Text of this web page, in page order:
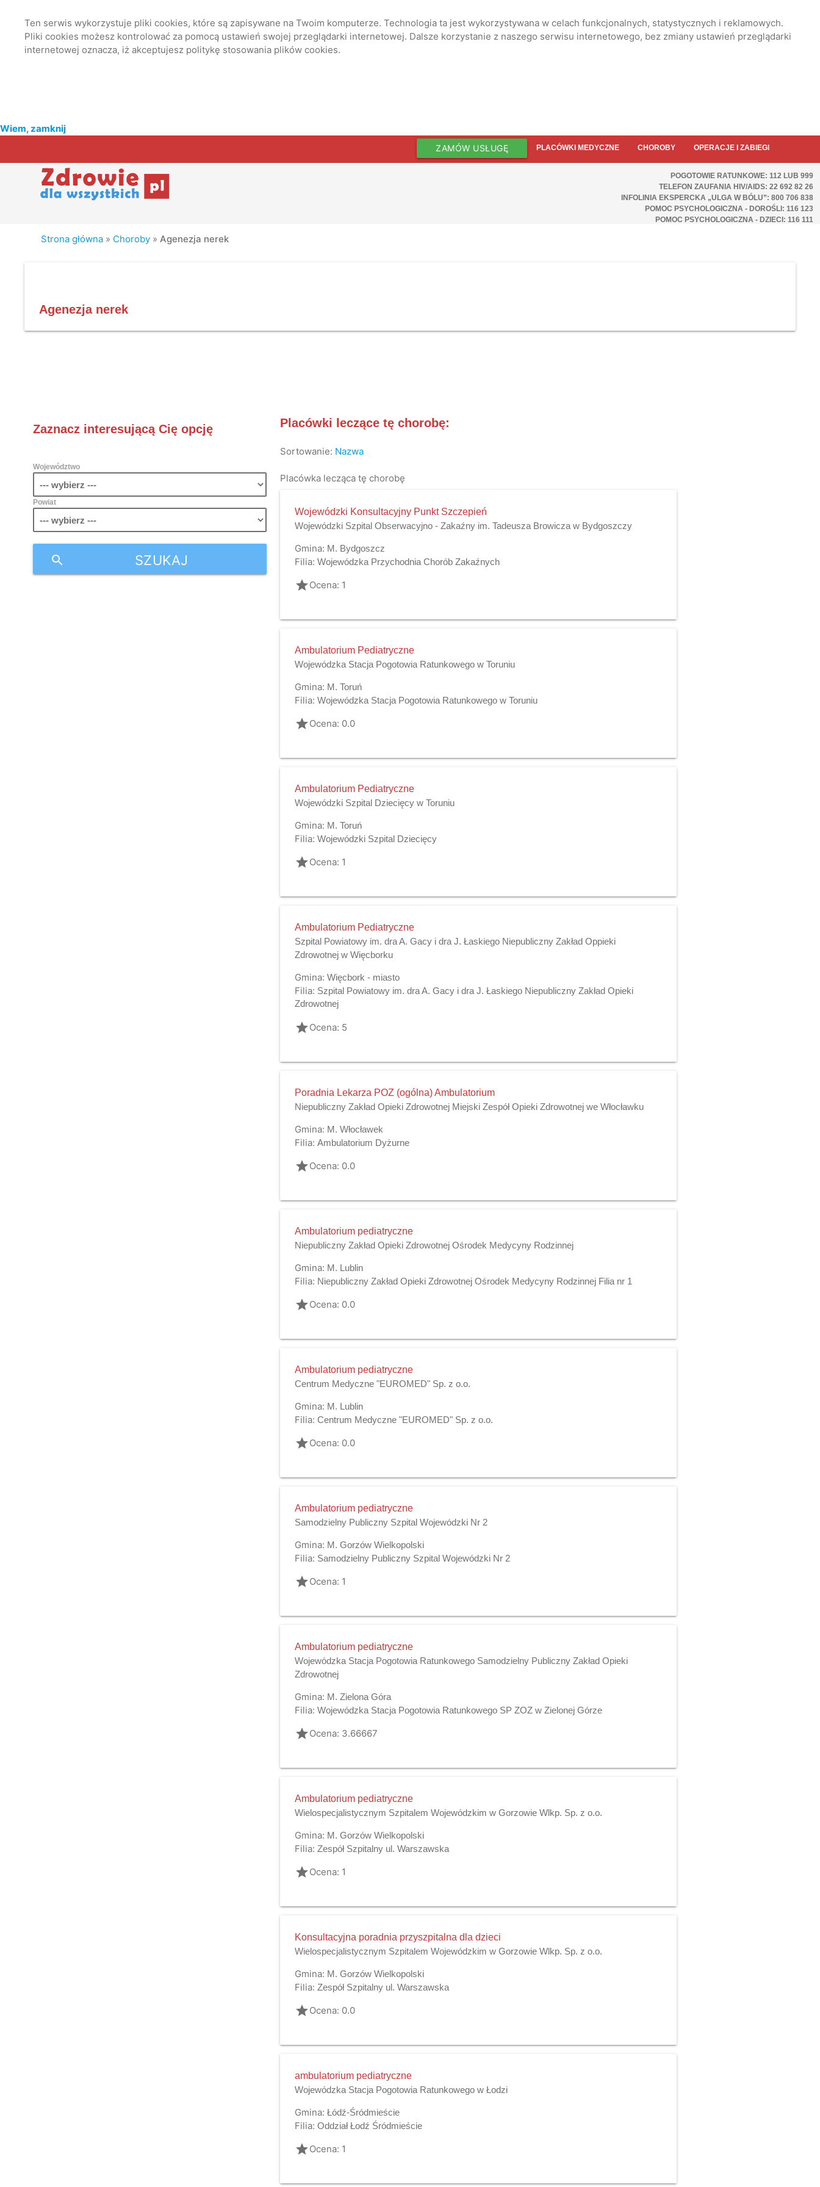
Ten serwis wykorzystuje pliki cookies, które są zapisywane na Twoim komputerze. Technologia ta jest wykorzystywana w celach funkcjonalnych, statystycznych i reklamowych.
Pliki cookies możesz kontrolować za pomocą ustawień swojej przeglądarki internetowej. Dalsze korzystanie z naszego serwisu internetowego, bez zmiany ustawień przeglądarki
internetowej oznacza, iż akceptujesz politykę stosowania plików cookies.
Wiem, zamknij
ZAMÓW USŁUGĘ PLACÓWKI MEDYCZNE CHOROBY OPERACJE I ZABIEGI
POGOTOWIE RATUNKOWE: 112 LUB 999
TELEFON ZAUFANIA HIV/AIDS: 22 692 82 26
INFOLINIA EKSPERCKA „ULGA W BÓLU”: 800 706 838
POMOC PSYCHOLOGICZNA - DOROŚLI: 116 123
POMOC PSYCHOLOGICZNA - DZIECI: 116 111
Strona główna » Choroby »Agenezja nerek
Agenezja nerek
Zaznacz interesującą Cię opcję
Województwo
Powiat
SZUKAJ
search
Placówki leczące tę chorobę:
Sortowanie: Nazwa
Placówka lecząca tę chorobę
Wojewódzki Konsultacyjny Punkt Szczepień
Wojewódzki Szpital Obserwacyjno - Zakaźny im. Tadeusza Browicza w Bydgoszczy
Gmina: M. Bydgoszcz
Filia: Wojewódzka Przychodnia Chorób Zakaźnych
gradeOcena: 1
Ambulatorium Pediatryczne
Wojewódzka Stacja Pogotowia Ratunkowego w Toruniu
Gmina: M. Toruń
Filia: Wojewódzka Stacja Pogotowia Ratunkowego w Toruniu
gradeOcena: 0.0
Ambulatorium Pediatryczne
Wojewódzki Szpital Dziecięcy w Toruniu
Gmina: M. Toruń
Filia: Wojewódzki Szpital Dziecięcy
gradeOcena: 1
Ambulatorium Pediatryczne
Szpital Powiatowy im. dra A. Gacy i dra J. Łaskiego Niepubliczny Zakład Oppieki
Zdrowotnej w Więcborku
Gmina: Więcbork - miasto
Filia: Szpital Powiatowy im. dra A. Gacy i dra J. Łaskiego Niepubliczny Zakład Opieki
Zdrowotnej
gradeOcena: 5
Poradnia Lekarza POZ (ogólna) Ambulatorium
Niepubliczny Zakład Opieki Zdrowotnej Miejski Zespół Opieki Zdrowotnej we Włocławku
Gmina: M. Włocławek
Filia: Ambulatorium Dyżurne
gradeOcena: 0.0
Ambulatorium pediatryczne
Niepubliczny Zakład Opieki Zdrowotnej Ośrodek Medycyny Rodzinnej
Gmina: M. Lublin
Filia: Niepubliczny Zakład Opieki Zdrowotnej Ośrodek Medycyny Rodzinnej Filia nr 1
gradeOcena: 0.0
Ambulatorium pediatryczne
Centrum Medyczne "EUROMED" Sp. z o.o.
Gmina: M. Lublin
Filia: Centrum Medyczne "EUROMED" Sp. z o.o.
gradeOcena: 0.0
Ambulatorium pediatryczne
Samodzielny Publiczny Szpital Wojewódzki Nr 2
Gmina: M. Gorzów Wielkopolski
Filia: Samodzielny Publiczny Szpital Wojewódzki Nr 2
gradeOcena: 1
Ambulatorium pediatryczne
Wojewódzka Stacja Pogotowia Ratunkowego Samodzielny Publiczny Zakład Opieki
Zdrowotnej
Gmina: M. Zielona Góra
Filia: Wojewódzka Stacja Pogotowia Ratunkowego SP ZOZ w Zielonej Górze
gradeOcena: 3.66667
Ambulatorium pediatryczne
Wielospecjalistycznym Szpitalem Wojewódzkim w Gorzowie Wlkp. Sp. z o.o.
Gmina: M. Gorzów Wielkopolski
Filia: Zespół Szpitalny ul. Warszawska
gradeOcena: 1
Konsultacyjna poradnia przyszpitalna dla dzieci
Wielospecjalistycznym Szpitalem Wojewódzkim w Gorzowie Wlkp. Sp. z o.o.
Gmina: M. Gorzów Wielkopolski
Filia: Zespół Szpitalny ul. Warszawska
gradeOcena: 0.0
ambulatorium pediatryczne
Wojewódzka Stacja Pogotowia Ratunkowego w Łodzi
Gmina: Łódź-Śródmieście
Filia: Oddział Łodź Śródmieście
gradeOcena: 1